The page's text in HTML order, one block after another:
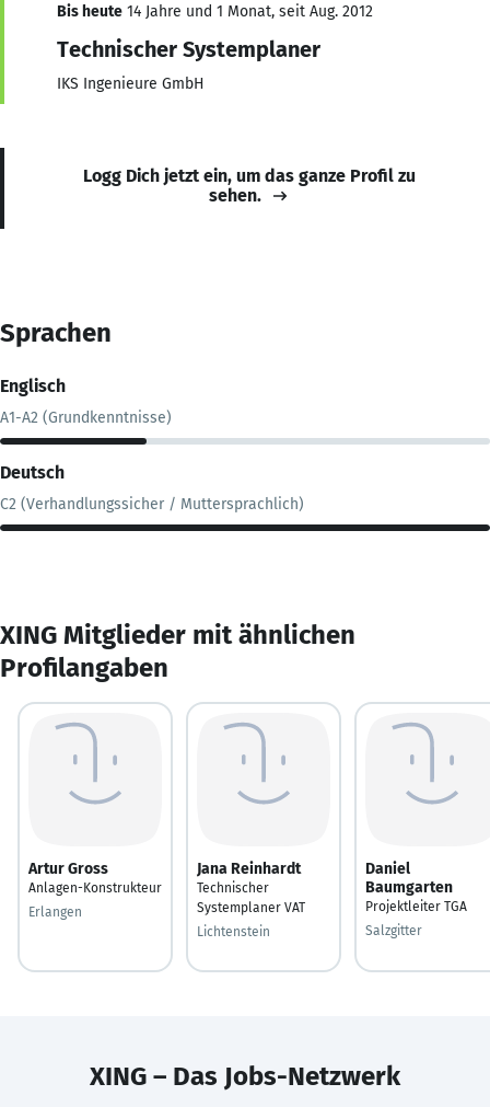
Bis heute 14 Jahre und 1 Monat, seit Aug. 2012
Technischer Systemplaner
IKS Ingenieure GmbH
Logg Dich jetzt ein, um das ganze Profil zu
sehen.
Sprachen
Englisch
A1-A2 (Grundkenntnisse)
Deutsch
C2 (Verhandlungssicher / Muttersprachlich)
XING Mitglieder mit ähnlichen
Profilangaben
Artur Gross
Anlagen-Konstrukteur
Erlangen
Jana Reinhardt
Technischer
Systemplaner VAT
Lichtenstein
Daniel
Baumgarten
Projektleiter TGA
Salzgitter
XING – Das Jobs-Netzwerk